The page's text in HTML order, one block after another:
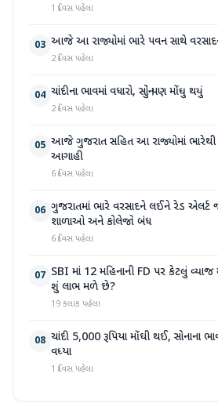
1 દિવસ પહેલા
03 આજે આ રાજ્યોમાં ભારે પવન સાથે
2 દિવસ પહેલા
04 ચાંદીના ભાવમાં વધારો, સોનું પણ મોંઘુ થયું
2 દિવસ પહેલા
05 આજે ગુજરાત સહિત આ રાજ્યોમાં ભારેથી
આગાહી
6 દિવસ પહેલા
06 ગુજરાતમાં ભારે વરસાદને લઈને રેડ
શાળાઓ અને કોલેજો બંધ
6 દિવસ પહેલા
07 SBI માં 12 મહિનાની FD પર કેટલું વ્યાજ
શું લાભ મળે છે?
19 કલાક પહેલા
08 ચાંદી 5,000 રૂપિયા મોંઘી થઈ, સોનાના
વધ્યા
1 દિવસ પહેલા